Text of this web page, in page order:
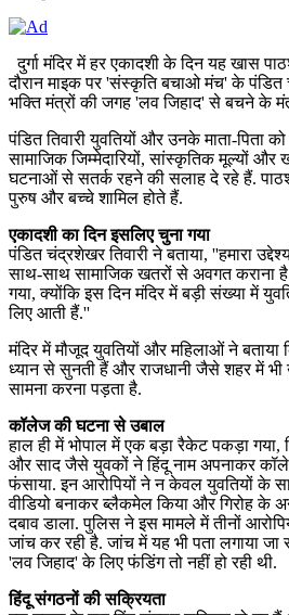
दुर्गा मंदिर में हर एकादशी के दिन यह खास
दौरान माइक पर 'संस्कृति बचाओ मंच' के पंडित
भक्ति मंत्रों की जगह 'लव जिहाद' से बचने के
पंडित तिवारी युवतियों और उनके माता-पिता
सामाजिक जिम्मेदारियों, सांस्कृतिक मूल्यों और
घटनाओं से सतर्क रहने की सलाह दे रहे हैं.
पुरुष और बच्चे शामिल होते हैं.
एकादशी का दिन इसलिए चुना गया
पंडित चंद्रशेखर तिवारी ने बताया, ''हमारा
साथ-साथ सामाजिक खतरों से अवगत कराना
गया, क्योंकि इस दिन मंदिर में बड़ी संख्या में
लिए आती हैं.''
मंदिर में मौजूद युवतियों और महिलाओं ने बताया
ध्यान से सुनती हैं और राजधानी जैसे शहर में भी
सामना करना पड़ता है.
कॉलेज की घटना से उबाल
हाल ही में भोपाल में एक बड़ा रैकेट पकड़ा
और साद जैसे युवकों ने हिंदू नाम अपनाकर
फंसाया. इन आरोपियों ने न केवल युवतियों के
वीडियो बनाकर ब्लैकमेल किया और गिरोह के
दबाव डाला. पुलिस ने इस मामले में तीनों
जांच कर रही है. जांच में यह भी पता लगाया जा
'लव जिहाद' के लिए फंडिंग तो नहीं हो रही थी.
हिंदू संगठनों की सक्रियता